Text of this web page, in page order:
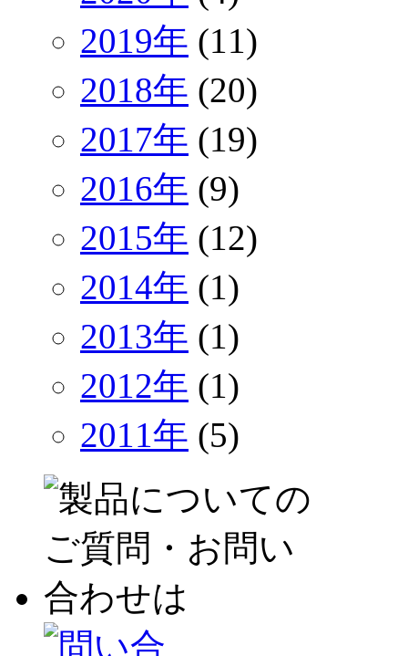
2019年 (11)
2018年 (20)
2017年 (19)
2016年 (9)
2015年 (12)
2014年 (1)
2013年 (1)
2012年 (1)
2011年 (5)